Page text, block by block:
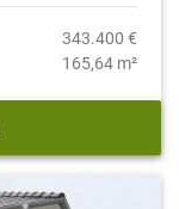
343.400 €
165,64 m²